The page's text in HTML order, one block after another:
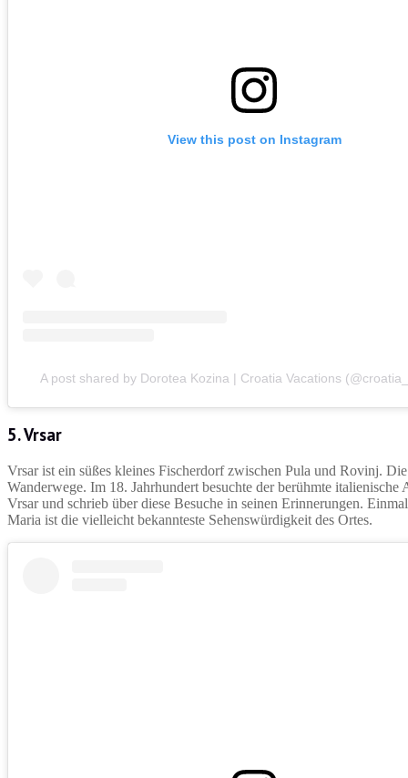
View this post on Instagram
A post shared by Dorotea Kozina | Croatia Vacations
5. Vrsar
Vrsar ist ein süßes kleines Fischerdorf zwischen Pula und Rovinj.
Wanderwege. Im 18. Jahrhundert besuchte der berühmte
Vrsar und schrieb über diese Besuche in seinen Erinnerungen.
Maria ist die vielleicht bekannteste Sehenswürdigkeit des Ortes.